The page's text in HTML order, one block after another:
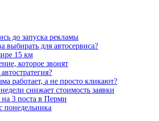
до запуска рекламы
для автосервиса?
15 км
которое звонят
работает, а не просто кликают?
снижает стоимость заявки
3 поста в Перми
понедельника